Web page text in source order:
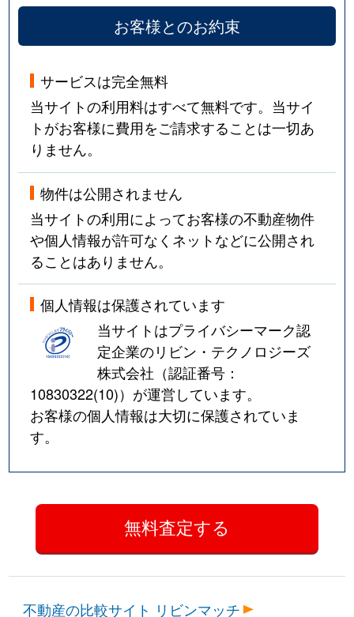
お客様とのお約束
サービスは完全無料
当サイトの利用料はすべて無料です。当サイ
トがお客様に費用をご請求することは一切あ
りません。
物件は公開されません
当サイトの利用によってお客様の不動産物件
や個人情報が許可なくネットなどに公開され
ることはありません。
個人情報は保護されています
当サイトはプライバシーマーク認
定企業のリビン・テクノロジーズ
株式会社（認証番号：
10830322(10)）が運営しています。
お客様の個人情報は大切に保護されていま
す。
不動産の比較サイト リビンマッチ